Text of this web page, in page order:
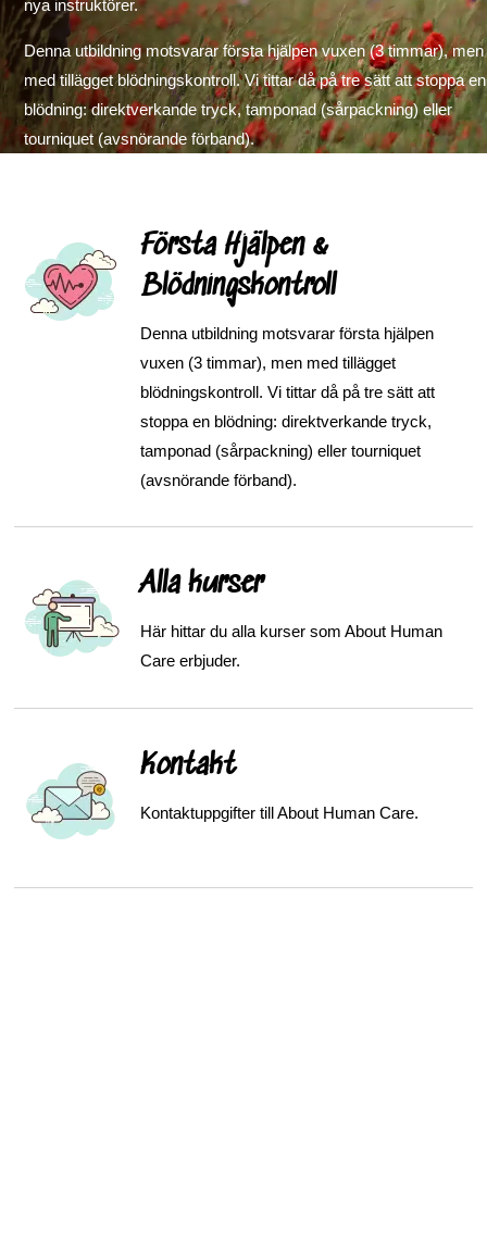
nya instruktörer.
Denna utbildning motsvarar första hjälpen vuxen (3 timmar), men
med tillägget blödningskontroll. Vi tittar då på tre sätt att stoppa en
blödning: direktverkande tryck, tamponad (sårpackning) eller
tourniquet (avsnörande förband).
Första Hjälpen &
Blödningskontroll
Denna utbildning motsvarar första hjälpen
vuxen (3 timmar), men med tillägget
blödningskontroll. Vi tittar då på tre sätt att
stoppa en blödning: direktverkande tryck,
tamponad (sårpackning) eller tourniquet
(avsnörande förband).
Alla kurser
Här hittar du alla kurser som About Human
Care erbjuder.
Kontakt
Kontaktuppgifter till About Human Care.